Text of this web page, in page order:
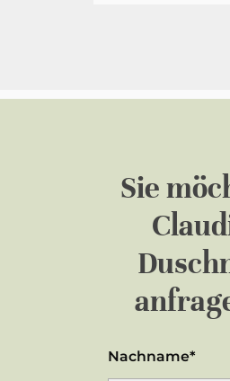
Sie
Nachname*